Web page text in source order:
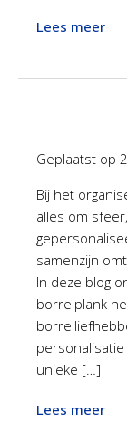
Lees meer
Geplaatst op
Bij het
alles om
samenzijn
In deze blog
borrelplank
unieke […]
Lees meer